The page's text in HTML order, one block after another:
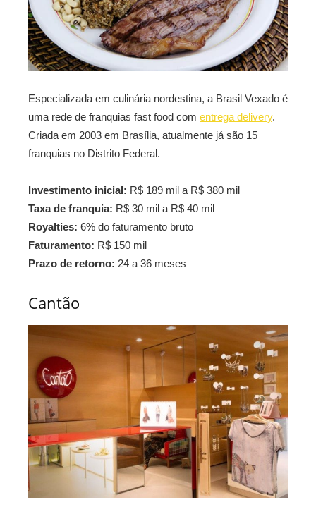
Especializada em culinária nordestina, a Brasil Vexado é
uma rede de franquias fast food com entrega delivery.
Criada em 2003 em Brasília, atualmente já são 15
franquias no Distrito Federal.
Investimento inicial: R$ 189 mil a R$ 380 mil
Taxa de franquia: R$ 30 mil a R$ 40 mil
Royalties: 6% do faturamento bruto
Faturamento: R$ 150 mil
Prazo de retorno: 24 a 36 meses
Cantão